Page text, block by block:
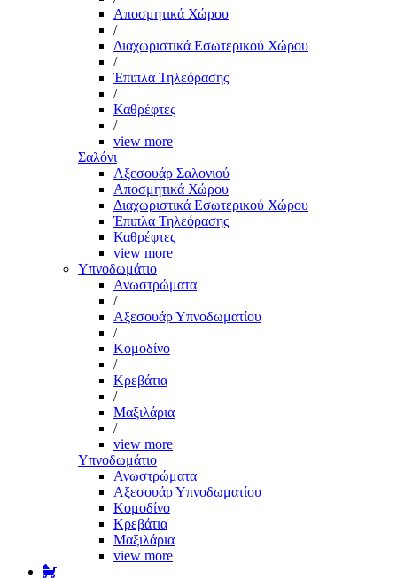
Αποσμητικά Χώρου
/
Διαχωριστικά Εσωτερικού Χώρου
/
Έπιπλα Τηλεόρασης
/
Καθρέφτες
/
view more
Σαλόνι
Αξεσουάρ Σαλονιού
Αποσμητικά Χώρου
Διαχωριστικά Εσωτερικού Χώρου
Έπιπλα Τηλεόρασης
Καθρέφτες
view more
Υπνοδωμάτιο
Ανωστρώματα
/
Αξεσουάρ Υπνοδωματίου
/
Κομοδίνο
/
Κρεβάτια
/
Μαξιλάρια
/
view more
Υπνοδωμάτιο
Ανωστρώματα
Αξεσουάρ Υπνοδωματίου
Κομοδίνο
Κρεβάτια
Μαξιλάρια
view more